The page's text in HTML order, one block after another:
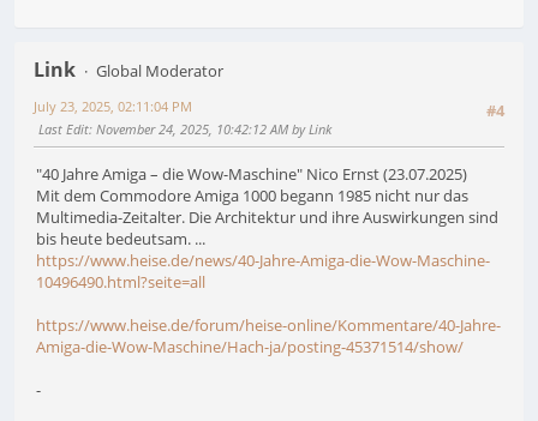
Link
Global Moderator
#4
July 23, 2025, 02:11:04 PM
Last Edit: November 24, 2025, 10:42:12 AM by Link
"40 Jahre Amiga – die Wow-Maschine" Nico Ernst (23.07.2025)
Mit dem Commodore Amiga 1000 begann 1985 nicht nur das
Multimedia-Zeitalter. Die Architektur und ihre Auswirkungen sind
bis heute bedeutsam. ...
https://www.heise.de/news/40-Jahre-Amiga-die-Wow-Maschine-
10496490.html?seite=all
https://www.heise.de/forum/heise-online/Kommentare/40-Jahre-
Amiga-die-Wow-Maschine/Hach-ja/posting-45371514/show/
-